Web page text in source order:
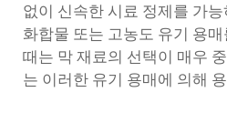
없이 신속한 시료 정제를 가
화합물 또는 고농도 유기 용
때는 막 재료의 선택이 매우
는 이러한 유기 용매에 의해